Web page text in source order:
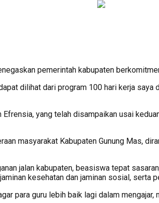
pemerintah kabupaten
dilihat dari program 100 hari kerja
yang telah disampaikan usai
masyarakat Kabupaten Gunung Mas,
jalan kabupaten, beasiswa tepat
kesehatan dan jaminan sosial, serta
para guru lebih baik lagi dalam